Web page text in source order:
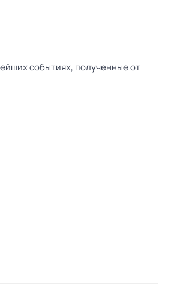
событиях, полученные от